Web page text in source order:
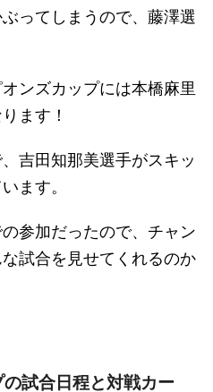
ってしまうので、藤澤選
ンズカップには本橋麻里
ます！
吉田知那美選手がスキッ
ます。
参加だったので、チャン
試合を見せてくれるのか
試合日程と対戦カー